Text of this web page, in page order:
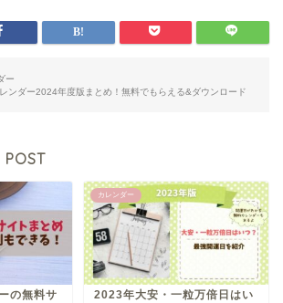
ー
ンダー2024年度版まとめ！無料でもらえる&ダウンロード
POST
の無料サ
カレンダー
2023年大安・一粒万倍日はい